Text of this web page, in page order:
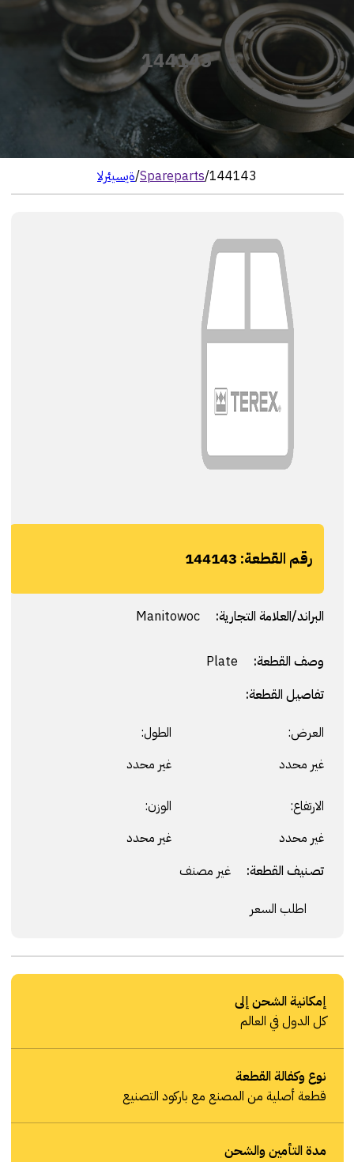
144143
الرئيسية/Spareparts/144143
رقم القطعة: 144143
البراند/العلامة التجارية: Manitowoc
وصف القطعة:
تفاصيل القطعة:
العرض:
غير محدد
الطول:
غير محدد
الارتفاع:
غير محدد
الوزن:
غير محدد
تصنيف القطعة: غير مصنف
اطلب السعر
إمكانية الشحن إلى
كل الدول في العالم
نوع وكفالة القطعة
قطعة أصلية من المصنع مع باركود التصنيع
مدة التأمين والشحن